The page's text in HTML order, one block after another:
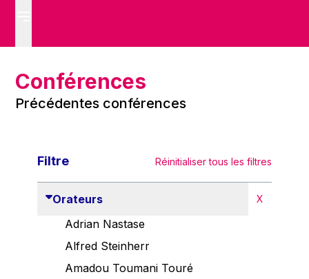
Conférences
Précédentes conférences
Filtre Réinitialiser tous les filtres
Orateurs X
Adrian Nastase
Alfred Steinherr
Amadou Toumani Touré